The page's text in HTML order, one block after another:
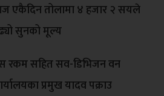
एकैदिन तोलामा ४ हजार २ सयले
सुनको मूल्य
रकम सहित सव-डिभिजन वन
प्रमुख यादव पक्राउ